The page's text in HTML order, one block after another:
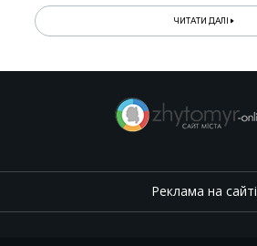
ЧИТАТИ ДАЛІ
Реклама на сайті